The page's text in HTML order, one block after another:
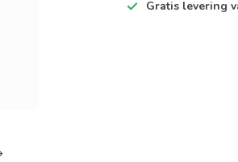
Gratis levering